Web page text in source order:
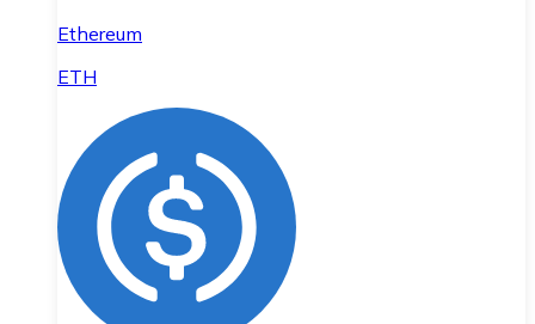
Ethereum
ETH